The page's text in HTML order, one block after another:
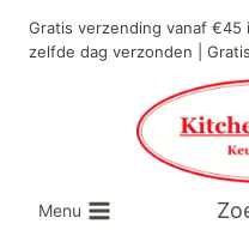
naar
Gratis verzending vanaf €45
zelfde dag verzonden |
Menu